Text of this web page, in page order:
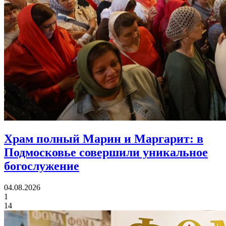
Храм полный Марин и Маргарит: в
Подмосковье совершили уникальное
богослужение
04.08.2026
1
14